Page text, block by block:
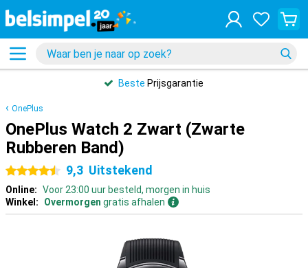
Beste Prijsgarantie
OnePlus
OnePlus Watch 2 Zwart (Zwarte
Rubberen Band)
4.5 sterren
9,3 Uitstekend
Online: Voor 23:00 uur besteld, morgen in huis
Winkel:
Overmorgen gratis afhalen